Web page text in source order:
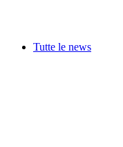
Tutte le news